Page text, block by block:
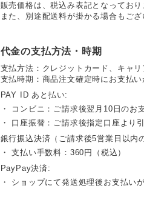
販売価格は、税込み表記となっており
また、別途配送料が掛かる場合もご
代金の支払方法・時期
支払方法：クレジットカード、キャ
支払時期：商品注文確定時にお支払い
PAY ID あと払い:
・ コンビニ：ご請求後翌月10日のお
・ 口座振替：ご請求後指定口座より
銀行振込決済（ご請求後5営業日以内
・ 支払い手数料：360円（税込）
PayPay決済:
・ ショップにて発送処理後お支払い